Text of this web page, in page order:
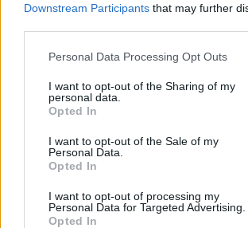
Downstream Participants that may further
Please note that this website/app uses one
not limited to your visit or usage behaviour.
grant or deny consent to Google and its
use your data for below specified purposes
consent section.
Personal Data Processing Opt Outs
I want to opt-out of the Sharing of my
personal data.
Opted In
I want to opt-out of the Sale of my
Personal Data.
Opted In
I want to opt-out of processing my
Personal Data for Targeted Advertising.
Opted In
Δεν κοιμήθηκες καθόλου; 6
αντέξεις μια ολόκληρη μέρα
Αν η νύχτα πέρασε χωρίς ύπνο, υπάρχουν
ενέργεια όλη μέρα.